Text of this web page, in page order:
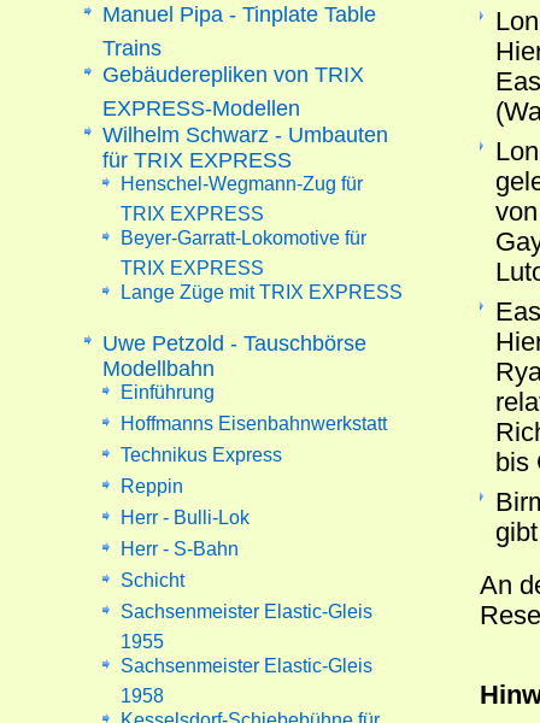
bis
An
Manuel Pipa - Tinplate Table
Trains
Gebäuderepliken von TRIX
EXPRESS-Modellen
Wilhelm Schwarz - Umbauten
für TRIX EXPRESS
Henschel-Wegmann-Zug für
TRIX EXPRESS
Beyer-Garratt-Lokomotive für
TRIX EXPRESS
Lange Züge mit TRIX EXPRESS
Uwe Petzold - Tauschbörse
Modellbahn
Einführung
Hoffmanns Eisenbahnwerkstatt
Technikus Express
Reppin
Herr - Bulli-Lok
Herr - S-Bahn
Schicht
Sachsenmeister Elastic-Gleis
1955
Sachsenmeister Elastic-Gleis
1958